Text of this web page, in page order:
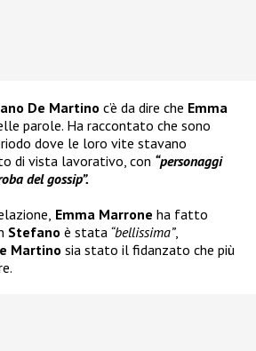
De Martino c’è da dire che Emma
parole. Ha raccontato che sono
dove le loro vite stavano
di vista lavorativo, con “personaggi
del gossip”.
Emma Marrone ha fatto
Stefano è stata “bellissima”,
Martino sia stato il fidanzato che più